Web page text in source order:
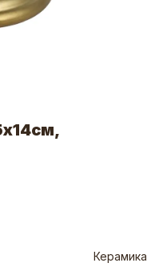
Керамика